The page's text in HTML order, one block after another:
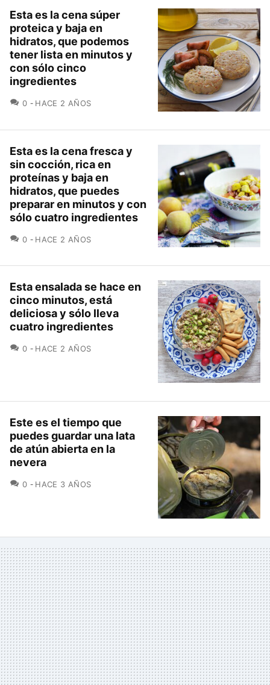
Esta es la cena súper
proteica y baja en
hidratos, que podemos
tener lista en minutos y
con sólo cinco
ingredientes
0 COMENTARIOS
HACE 2 AÑOS
Esta es la cena fresca y
sin cocción, rica en
proteínas y baja en
hidratos, que puedes
preparar en minutos y con
sólo cuatro ingredientes
0 COMENTARIOS
HACE 2 AÑOS
Esta ensalada se hace en
cinco minutos, está
deliciosa y sólo lleva
cuatro ingredientes
0 COMENTARIOS
HACE 2 AÑOS
Este es el tiempo que
puedes guardar una lata
de atún abierta en la
nevera
0 COMENTARIOS
HACE 3 AÑOS